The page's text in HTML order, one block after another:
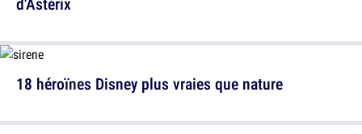
18 héroïnes Disney plus vraies que nature